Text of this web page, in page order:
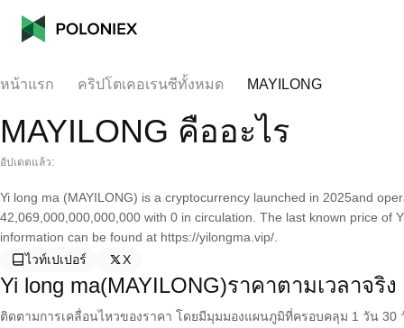
หน้าแรก คริปโตเคอเรนซีทั้งหมด MAYILONG
MAYILONG คืออะไร
อัปเดตแล้ว:
Yi long ma (MAYILONG) is a cryptocurrency launched in 2025and
42,069,000,000,000,000 with 0 in circulation. The last known price of
information can be found at https://yilongma.vip/.
ไวท์เปเปอร์
X
Yi long ma(MAYILONG)ราคาตามเวลาจริง
ติดตามการเคลื่อนไหวของราคา โดยมีมุมมองแผนภูมิที่ครอบคลุม 1 วัน 30